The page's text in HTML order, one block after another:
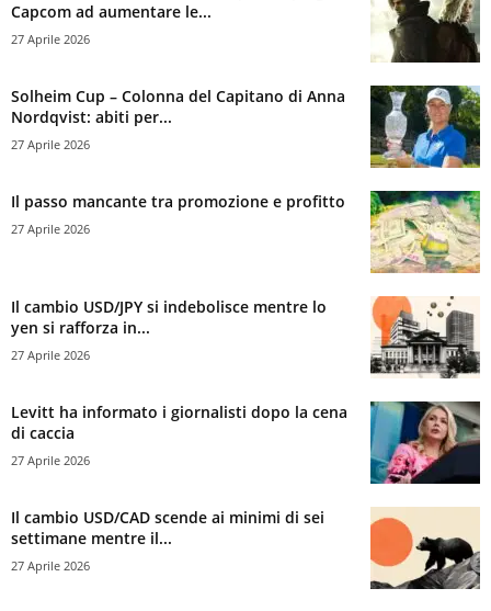
Capcom ad aumentare le...
27 Aprile 2026
Solheim Cup – Colonna del Capitano di Anna
Nordqvist: abiti per...
27 Aprile 2026
Il passo mancante tra promozione e profitto
27 Aprile 2026
Il cambio USD/JPY si indebolisce mentre lo
yen si rafforza in...
27 Aprile 2026
Levitt ha informato i giornalisti dopo la cena
di caccia
27 Aprile 2026
Il cambio USD/CAD scende ai minimi di sei
settimane mentre il...
27 Aprile 2026